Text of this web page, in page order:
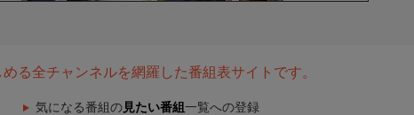
る全チャンネルを網羅した番組表サイトです。
気になる番組の 見たい番組 一覧への登録